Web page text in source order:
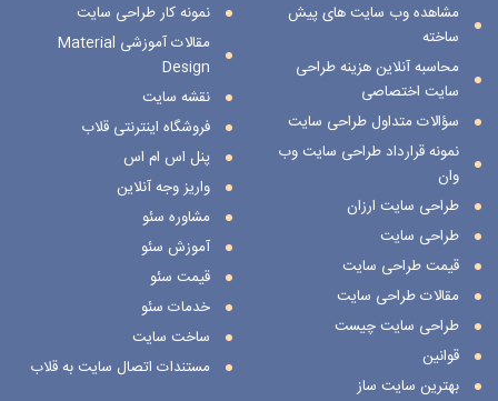
نمونه کار طراحی سایت
مقالات آموزشی Material
Design
نقشه سایت
فروشگاه اینترنتی قلاب
پنل اس ام اس
واریز وجه آنلاین
مشاوره سئو
آموزش سئو
قیمت سئو
خدمات سئو
ساخت سایت
مستندات اتصال سایت به قلاب
مشاهده وب سایت های پیش
ساخته
محاسبه آنلاین هزینه طراحی
سایت اختصاصی
سؤالات متداول طراحی سایت
نمونه قرارداد طراحی سایت وب
وان
طراحی سایت ارزان
طراحی سایت
قیمت طراحی سایت
مقالات طراحی سایت
طراحی سایت چیست
قوانین
بهترین سایت ساز